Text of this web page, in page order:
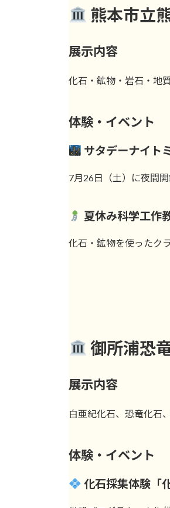
熊本市立
展示内容
化石・鉱物・岩石・地
体験・イベント
サタデーナイト
7月26日（土）に夜間
夏休み科学工作
化石・鉱物を使ったク
御所浦恐
展示内容
白亜紀化石、恐竜化石
体験・イベント
化石採集体験「